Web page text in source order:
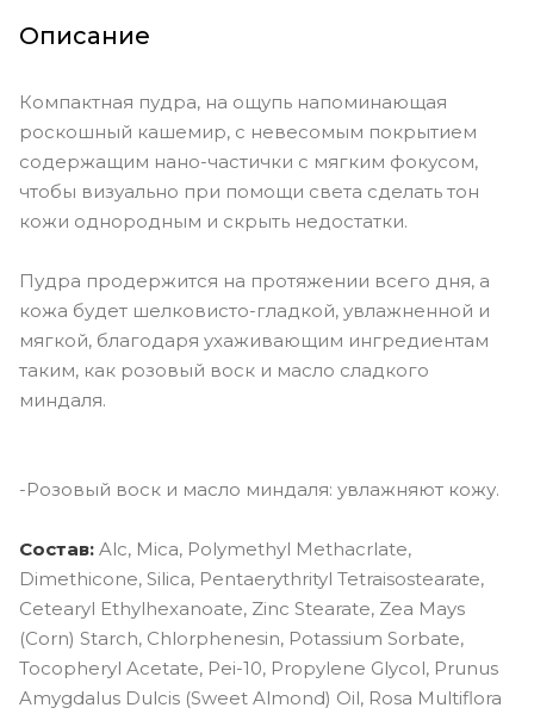
Описание
Компактная пудра, на ощупь напоминающая
роскошный кашемир, с невесомым покрытием
содержащим нано-частички с мягким фокусом,
чтобы визуально при помощи света сделать тон
кожи однородным и скрыть недостатки.
Пудра продержится на протяжении всего дня, а
кожа будет шелковисто-гладкой, увлажненной и
мягкой, благодаря ухаживающим ингредиентам
таким, как розовый воск и масло сладкого
миндаля.
-Розовый воск и масло миндаля: увлажняют кожу.
Состав: Alc, Mica, Polymethyl Methacrlate,
Dimethicone, Silica, Pentaerythrityl Tetraisostearate,
Cetearyl Ethylhexanoate, Zinc Stearate, Zea Mays
(Corn) Starch, Chlorphenesin, Potassium Sorbate,
Tocopheryl Acetate, Pei-10, Propylene Glycol, Prunus
Amygdalus Dulcis (Sweet Almond) Oil, Rosa Multiflora